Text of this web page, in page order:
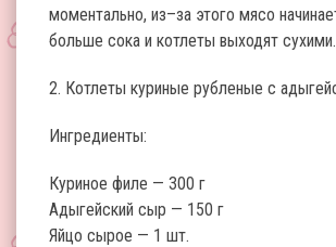
моментально, из–за этого мясо
больше сока и котлеты выходят сухими.
2. Котлеты куриные рубленые с
Ингредиенты:
Куриное филе — 300 г
Адыгейский сыр — 150 г
Яйцо сырое — 1 шт.